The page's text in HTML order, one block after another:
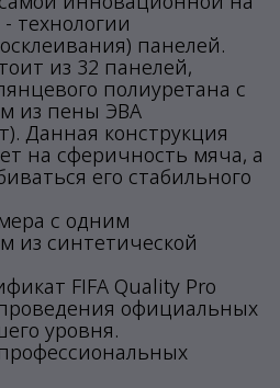
технологии
панелей.
из 32 панелей,
полиуретана с
из пены ЭВА
Данная конструкция
на сферичность мяча, а
его стабильного
с одним
из синтетической
FIFA Quality Pro
проведения официальных
уровня.